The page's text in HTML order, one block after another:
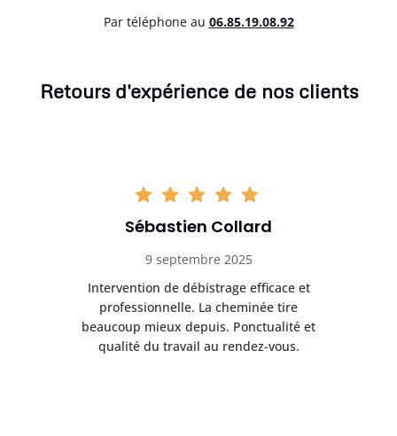
Par téléphone au 06.85.19.08.92
Retours d'expérience de nos clients
Sébastien Collard
9 septembre 2025
Intervention de débistrage efficace et
professionnelle. La cheminée tire
beaucoup mieux depuis. Ponctualité et
qualité du travail au rendez-vous.